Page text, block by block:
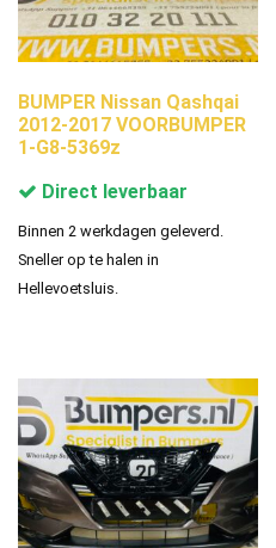
BUMPER Nissan Qashqai
2012-2017 VOORBUMPER
1-G8-5369z
Direct leverbaar
Binnen 2 werkdagen geleverd.
Sneller op te halen in
Hellevoetsluis.